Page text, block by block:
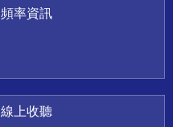
頻率資訊
線上收聽